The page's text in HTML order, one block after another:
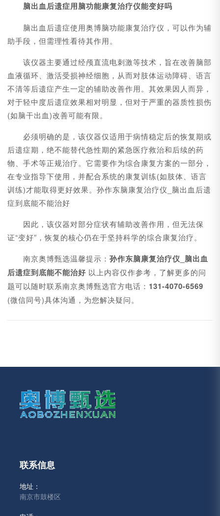
脑出血后遗症用脑功能康复治疗仪能变好吗
脑出血后遗症使用奥博脑功能康复治疗仪，可以作为辅
助手段，但需理性看待其作用。
该仪器主要通过经颅直流电刺激等技术，旨在改善脑部
血液循环、激活受损神经细胞，从而对肢体运动障碍、语言
不清等后遗症产生一定的辅助改善作用。其效果因人而异，
对于轻中度后遗症效果相对明显，但对于严重的器质性损伤
(如脑干出血)改善可能有限。
必须明确的是，该仪器仅适用于病情稳定后的恢复期或
后遗症期，绝不能替代急性期的紧急医疗救治和后续的药
物、手术等正规治疗。它需要作为综合康复方案的一部分，
在专业指导下使用，并配合系统的康复训练(如肢体、语言
训练)才能取得更好效果。孙作东脑康复治疗仪_脑出血后遗
症到底能不能治好
因此，该仪器对部分症状有辅助改善作用，但无法保
证“变好”，恢复的核心仍在于坚持科学的综合康复治疗。
南京奥博甄选温馨提示： 孙作东脑康复治疗仪_脑出血
后遗症到底能不能治好 以上内容仅作参考，了解更多的问
题可以随时联系南京奥博甄选官方电话： 131-4070-6569
(微信同号)具体沟通，为您解决疑问。
联系信息
地址：
南京市鼓楼区